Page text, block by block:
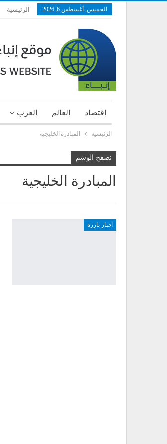
الخميس, أغسطس 6, 2026 الرئيسية
اقتصاد العالم العرب
الرئيسية المبادرة الخليجية
تصفح الوسم
المبادرة الخليجية
أخبار بارزة